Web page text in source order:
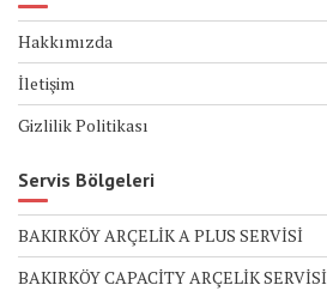
Hakkımızda
İletişim
Gizlilik Politikası
Servis Bölgeleri
BAKIRKÖY ARÇELİK A PLUS SERVİSİ
BAKIRKÖY CAPACİTY ARÇELİK SERVİSİ